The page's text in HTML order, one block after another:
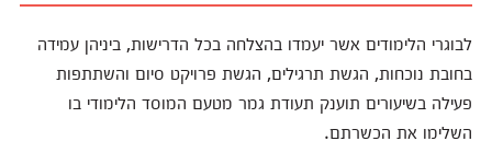
לבוגרי הלימודים אשר יעמדו בהצלחה בכל הדרישות, ביניהן עמידה
בחובת נוכחות, הגשת תרגילים, הגשת פרויקט סיום והשתתפות
פעילה בשיעורים תוענק תעודת גמר מטעם המוסד הלימודי בו
השלימו את הכשרתם.